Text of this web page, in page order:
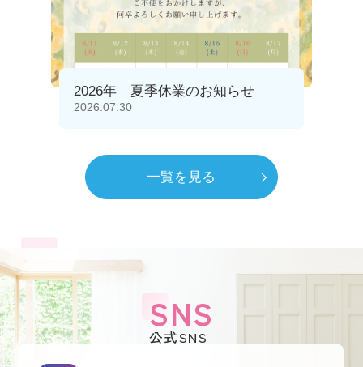
2026年 夏季休業のお知らせ
2026.07.30
一覧を見る
SNS
公式SNS